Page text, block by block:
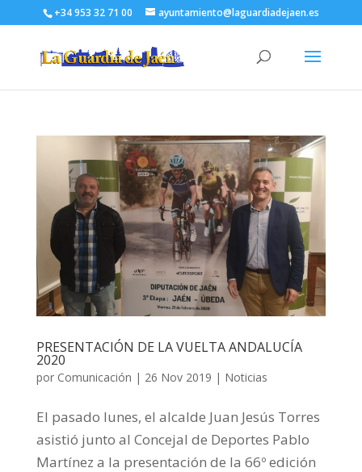
+34 953 32 71 00 ayuntamiento@laguardiadejaen.es
PRESENTACIÓN DE LA VUELTA ANDALUCÍA
2020
por Comunicación | 26 Nov 2019 | Noticias
El pasado lunes, el alcalde Juan Jesús Torres
asistió junto al Concejal de Deportes Pablo
Martínez a la presentación de la 66º edición